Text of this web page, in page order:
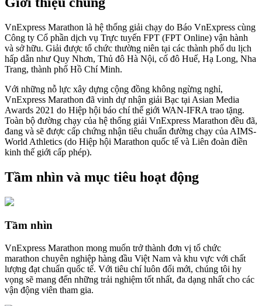
VnExpress Marathon là hệ thống giải chạy do Báo VnExpress cùng
Công ty Cổ phần dịch vụ Trực tuyến FPT (FPT Online) vận hành
và sở hữu. Giải được tổ chức thường niên tại các thành phố du lịch
hấp dẫn như Quy Nhơn, Thủ đô Hà Nội, cố đô Huế, Hạ Long, Nha
Trang, thành phố Hồ Chí Minh.
Với những nỗ lực xây dựng cộng đồng không ngừng nghỉ,
VnExpress Marathon đã vinh dự nhận giải Bạc tại Asian Media
Awards 2021 do Hiệp hội báo chí thế giới WAN-IFRA trao tặng.
Toàn bộ đường chạy của hệ thống giải VnExpress Marathon đều đã,
đang và sẽ được cấp chứng nhận tiêu chuẩn đường chạy của AIMS-
World Athletics (do Hiệp hội Marathon quốc tế và Liên đoàn điền
kinh thế giới cấp phép).
Tầm nhìn và mục tiêu hoạt động
Tầm nhìn
VnExpress Marathon mong muốn trở thành đơn vị tổ chức
marathon chuyên nghiệp hàng đầu Việt Nam và khu vực với chất
lượng đạt chuẩn quốc tế. Với tiêu chí luôn đổi mới, chúng tôi hy
vọng sẽ mang đến những trải nghiệm tốt nhất, đa dạng nhất cho các
vận động viên tham gia.